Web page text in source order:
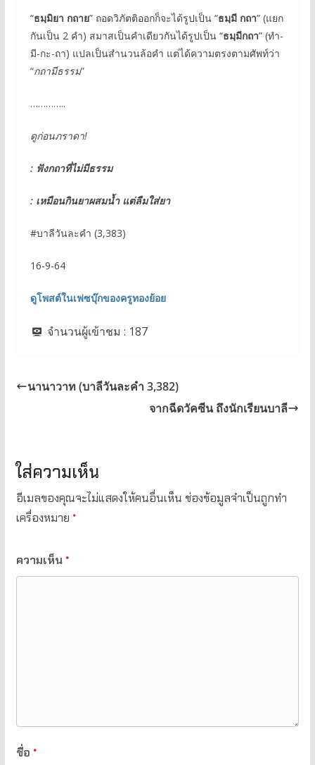
“ธมฺมิยา กถาย” ถอดวิภัตติออกก็จะได้รูปเป็น “ธมฺมี กถา” (แยก
กันเป็น 2 คำ) สมาสเป็นคำเดียวกันได้รูปเป็น “ธมฺมีกถา” (ทำ-
มี-กะ-ถา) แปลเป็นสำนวนล้อคำ แต่ได้ความตรงตามศัพท์ว่า
“กถามีธรรม”
…………..
ดูก่อนภราดา!
: ฟังกถาที่ไม่มีธรรม
: เหมือนกินยาผสมน้ำ แต่ลืมใส่ยา
#บาลีวันละคำ (3,383)
16-9-64
ดูโพสต์ในเฟซบุ๊กของครูทองย้อย
จำนวนผู้เข้าชม : 187
นานาวาท (บาลีวันละคำ 3,382)
จากฉีดวัคซีน ถึงนักเรียนบาลี
ใส่ความเห็น
อีเมลของคุณจะไม่แสดงให้คนอื่นเห็น ช่องข้อมูลจำเป็นถูกทำ
เครื่องหมาย *
ความเห็น *
ชื่อ *